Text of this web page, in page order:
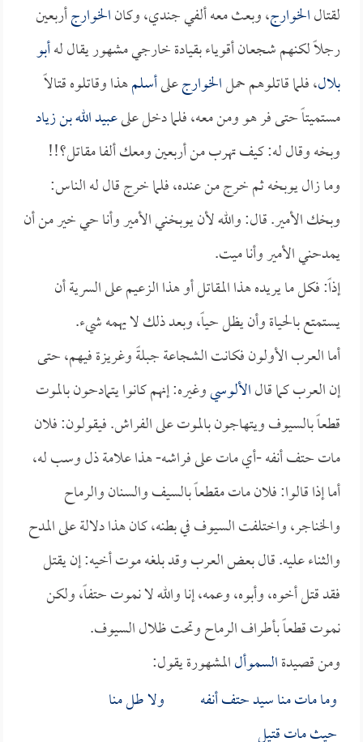
لقتالالخوارج، وبعث معه ألفي جندي، وكانالخوارجأربعين
رجلاً لكنهم شجعان أقوياء بقيادة خارجي مشهور يقال لهأبو
بلال، فلما قاتلوهم حملالخوارجعلىأسلمهذا وقاتلوه قتالاً
مستميتاً حتى فر هو ومن معه، فلما دخل علىعبيد الله بن زياد
وبخه وقال له: كيف تهرب من أربعين ومعك ألفا مقاتل؟!!
وما زال يوبخه ثم خرج من عنده، فلما خرج قال له الناس:
وبخك الأمير. قال: والله لأن يوبخني الأمير وأنا حي خير من أن
يمدحني الأمير وأنا ميت.
إذاً: فكل ما يريده هذا المقاتل أو هذا الزعيم على السرية أن
يستمتع بالحياة وأن يظل حياً، وبعد ذلك لا يهمه شيء.
أما العرب الأولون فكانت الشجاعة جبلةً وغريزة فيهم، حتى
إن العرب كما قالالألوسيوغيره: إنهم كانوا يتمادحون بالموت
قطعاً بالسيوف ويتهاجون بالموت على الفراش. فيقولون: فلان
مات حتف أنفه -أي مات على فراشه- هذا علامة ذل وسب له،
أما إذا قالوا: فلان مات مقطعاً بالسيف والسنان والرماح
والخناجر، واختلفت السيوف في بطنه، كان هذا دلالة على المدح
والثناء عليه. قال بعض العرب وقد بلغه موت أخيه: إن يقتل
فقد قتل أخوه، وأبوه، وعمه، إنا والله لا نموت حتفاً، ولكن
نموت قطعاً بأطراف الرماح وتحت ظلال السيوف.
ومن قصيدةالسموألالمشهورة يقول:
وما مات منا سيد حتف أنفه ولا طل منا
حيث مات قتيل